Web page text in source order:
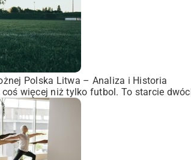
Polska Litwa – Analiza i Historia
więcej niż tylko futbol. To starcie